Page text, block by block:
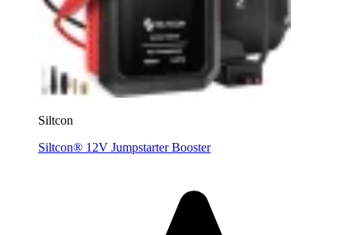
Siltcon
Siltcon® 12V Jumpstarter Booster